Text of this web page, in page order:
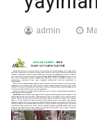
admin